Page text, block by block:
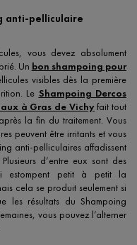
anti-pelliculaire
vous devez absolument
Un bon shampoing pour
visibles dès la première
Le Shampoing Dercos
à Gras de Vichyfait tout
la fin du traitement. Vous
peuvent être irritants et vous
anti-pelliculaires affadissent
d’entre eux sont des
estompent petit à petit la
cela se produit seulement si
les résultats du Shampoing
vous pouvez l’alterner